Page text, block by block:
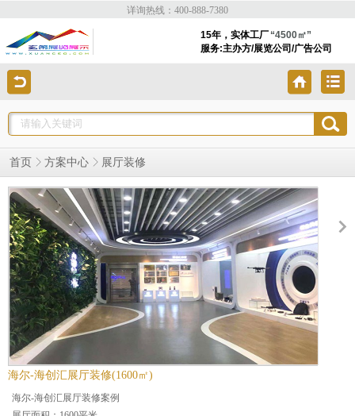
详询热线：400-888-7380
15年，实体工厂 “4500㎡”
服务:主办方/展览公司/广告公司
首页 方案中心 展厅装修
海尔-海创汇展厅装修(1600㎡)
海尔-海创汇展厅装修案例